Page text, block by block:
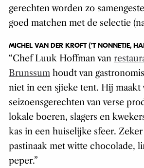
gerechten worden zo
goed matchen met de selectie
MICHEL VAN DER KROFT (’T NONNETJE,
“Chef Luuk Hoffman van
Brunssumhoudt van
niet in een sjieke tent. Hij maakt
seizoensgerechten van verse
lokale boeren, slagers en
kas in een huiselijke sfeer.
pastinaak met witte chocolade,
peper.”